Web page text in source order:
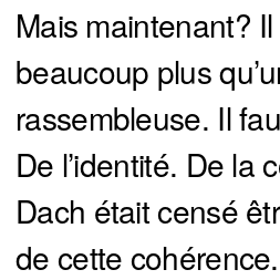
Mais maintenant?
beaucoup plus
rassembleuse. Il
De l’identité. De la
Dach était censé
de cette cohérence.